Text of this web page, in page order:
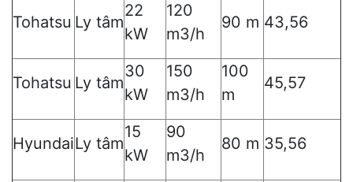
Tohatsu Ly tâm
22
kW
120
m3/h
90 m 43,56
Tohatsu Ly tâm
30
kW
150
m3/h
100
m
45,57
HyundaiLy tâm
15
kW
90
m3/h
80 m 35,56